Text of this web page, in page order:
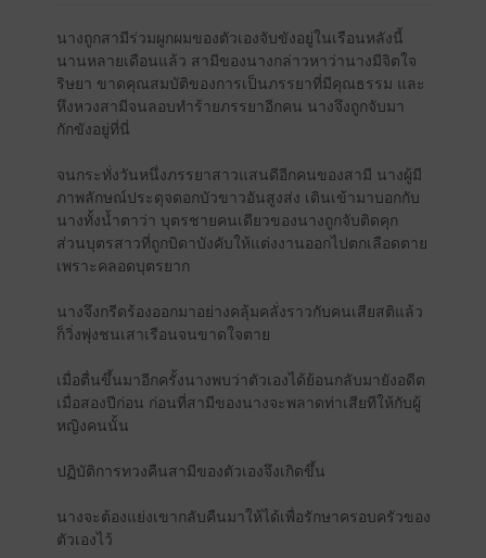
นางถูกสามีร่วมผูกผมของตัวเองจับขังอยู่ในเรือนหลังนี้
นานหลายเดือนแล้ว สามีของนางกล่าวหาว่านางมีจิตใจ
ริษยา ขาดคุณสมบัติของการเป็นภรรยาที่มีคุณธรรม และ
หึงหวงสามีจนลอบทำร้ายภรรยาอีกคน นางจึงถูกจับมา
กักขังอยู่ที่นี่
จนกระทั่งวันหนึ่งภรรยาสาวแสนดีอีกคนของสามี นางผู้มี
ภาพลักษณ์ประดุจดอกบัวขาวอันสูงส่ง เดินเข้ามาบอกกับ
นางทั้งน้ำตาว่า บุตรชายคนเดียวของนางถูกจับติดคุก
ส่วนบุตรสาวที่ถูกบิดาบังคับให้แต่งงานออกไปตกเลือดตาย
เพราะคลอดบุตรยาก
นางจึงกรีดร้องออกมาอย่างคลุ้มคลั่งราวกับคนเสียสติแล้ว
ก็วิ่งพุ่งชนเสาเรือนจนขาดใจตาย
เมื่อตื่นขึ้นมาอีกครั้งนางพบว่าตัวเองได้ย้อนกลับมายังอดีต
เมื่อสองปีก่อน ก่อนที่สามีของนางจะพลาดท่าเสียทีให้กับผู้
หญิงคนนั้น
ปฏิบัติการทวงคืนสามีของตัวเองจึงเกิดขึ้น
นางจะต้องแย่งเขากลับคืนมาให้ได้เพื่อรักษาครอบครัวของ
ตัวเองไว้